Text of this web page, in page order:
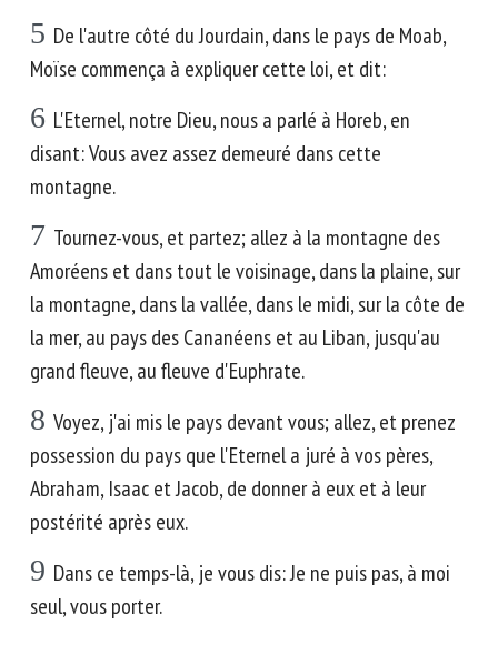
5 De l'autre côté du Jourdain, dans le pays de Moab,
Moïse commença à expliquer cette loi, et dit:
6 L'Eternel, notre Dieu, nous a parlé à Horeb, en
disant: Vous avez assez demeuré dans cette
montagne.
7 Tournez-vous, et partez; allez à la montagne des
Amoréens et dans tout le voisinage, dans la plaine, sur
la montagne, dans la vallée, dans le midi, sur la côte de
la mer, au pays des Cananéens et au Liban, jusqu'au
grand fleuve, au fleuve d'Euphrate.
8 Voyez, j'ai mis le pays devant vous; allez, et prenez
possession du pays que l'Eternel a juré à vos pères,
Abraham, Isaac et Jacob, de donner à eux et à leur
postérité après eux.
9 Dans ce temps-là, je vous dis: Je ne puis pas, à moi
seul, vous porter.